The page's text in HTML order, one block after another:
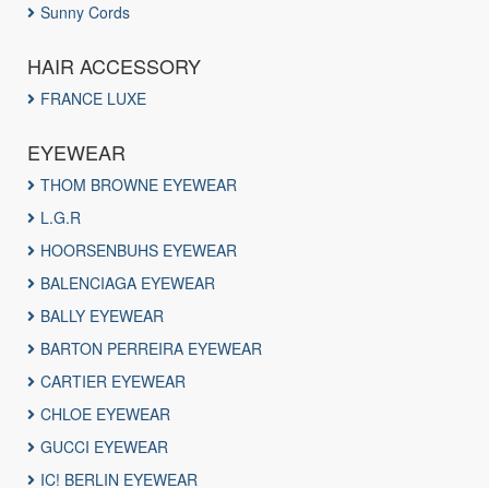
Sunny Cords
HAIR ACCESSORY
FRANCE LUXE
EYEWEAR
THOM BROWNE EYEWEAR
L.G.R
HOORSENBUHS EYEWEAR
BALENCIAGA EYEWEAR
BALLY EYEWEAR
BARTON PERREIRA EYEWEAR
CARTIER EYEWEAR
CHLOE EYEWEAR
GUCCI EYEWEAR
IC! BERLIN EYEWEAR